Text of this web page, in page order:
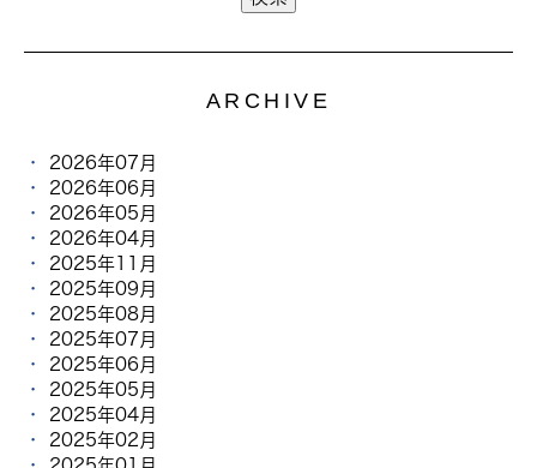
ARCHIVE
2026年07月
2026年06月
2026年05月
2026年04月
2025年11月
2025年09月
2025年08月
2025年07月
2025年06月
2025年05月
2025年04月
2025年02月